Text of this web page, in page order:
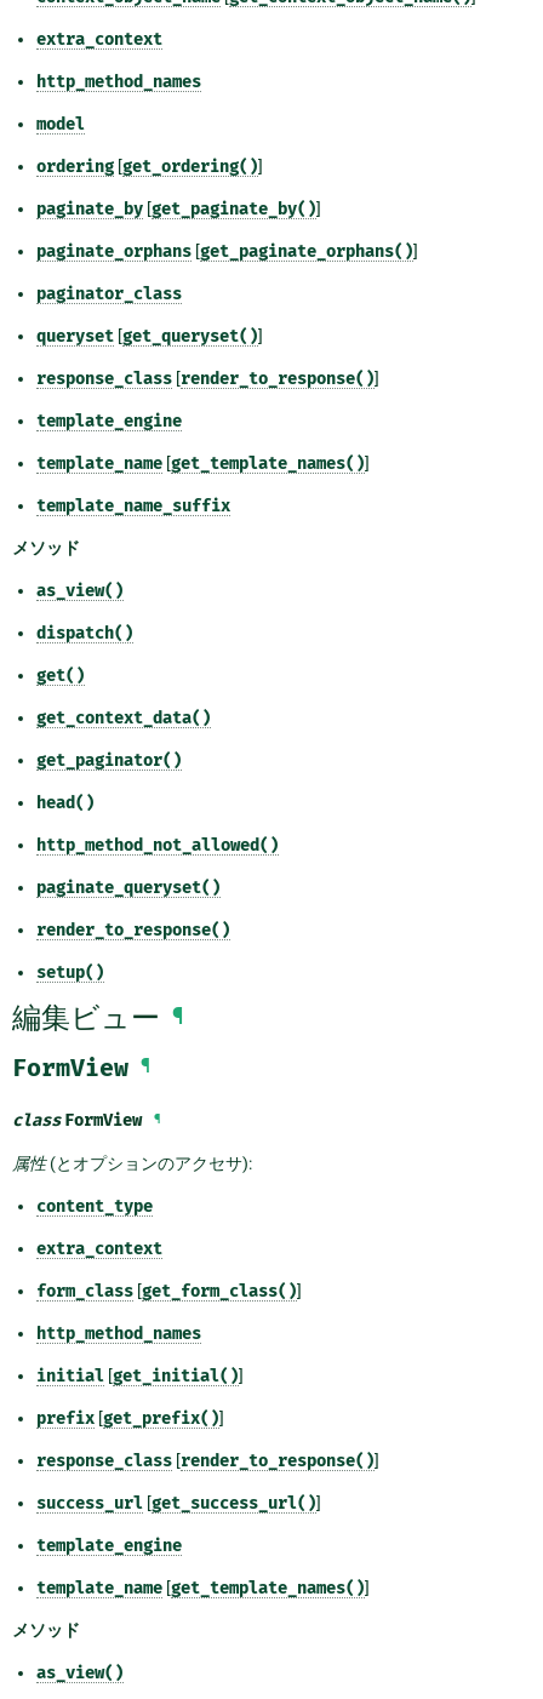
extra_context
http_method_names
model
ordering [get_ordering()]
paginate_by [get_paginate_by()]
paginate_orphans [get_paginate_orphans()]
paginator_class
queryset [get_queryset()]
response_class [render_to_response()]
template_engine
template_name [get_template_names()]
template_name_suffix
メソッド
as_view()
dispatch()
get()
get_context_data()
get_paginator()
head()
http_method_not_allowed()
paginate_queryset()
render_to_response()
setup()
編集ビュー ¶
FormView ¶
class FormView ¶
属性(とオプションのアクセサ):
content_type
extra_context
form_class [get_form_class()]
http_method_names
initial [get_initial()]
prefix [get_prefix()]
response_class [render_to_response()]
success_url [get_success_url()]
template_engine
template_name [get_template_names()]
メソッド
as_view()